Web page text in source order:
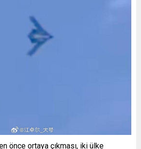
önce ortaya çıkması, iki ülke